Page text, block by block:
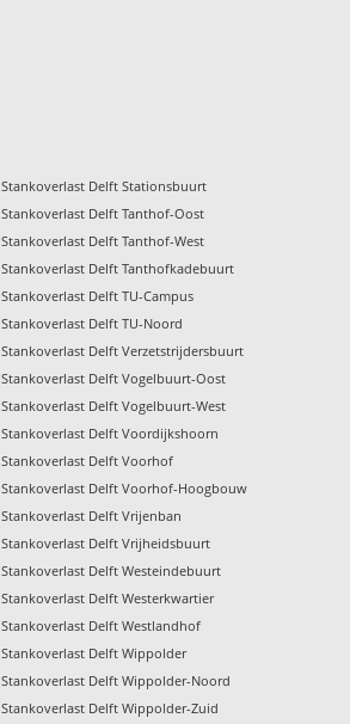
Stankoverlast Delft Stationsbuurt
Stankoverlast Delft Tanthof-Oost
Stankoverlast Delft Tanthof-West
Stankoverlast Delft Tanthofkadebuurt
Stankoverlast Delft TU-Campus
Stankoverlast Delft TU-Noord
Stankoverlast Delft Verzetstrijdersbuurt
Stankoverlast Delft Vogelbuurt-Oost
Stankoverlast Delft Vogelbuurt-West
Stankoverlast Delft Voordijkshoorn
Stankoverlast Delft Voorhof
Stankoverlast Delft Voorhof-Hoogbouw
Stankoverlast Delft Vrijenban
Stankoverlast Delft Vrijheidsbuurt
Stankoverlast Delft Westeindebuurt
Stankoverlast Delft Westerkwartier
Stankoverlast Delft Westlandhof
Stankoverlast Delft Wippolder
Stankoverlast Delft Wippolder-Noord
Stankoverlast Delft Wippolder-Zuid